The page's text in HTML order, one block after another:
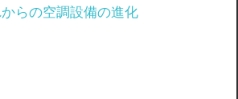
らの空調設備の進化